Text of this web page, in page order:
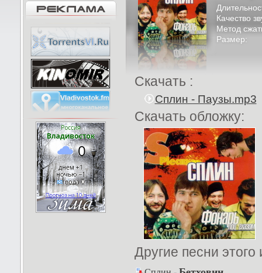
Качество
Метод
Размер:
Скачать :
Сплин - Паузы.mp3
Скачать обложку:
Другие песни